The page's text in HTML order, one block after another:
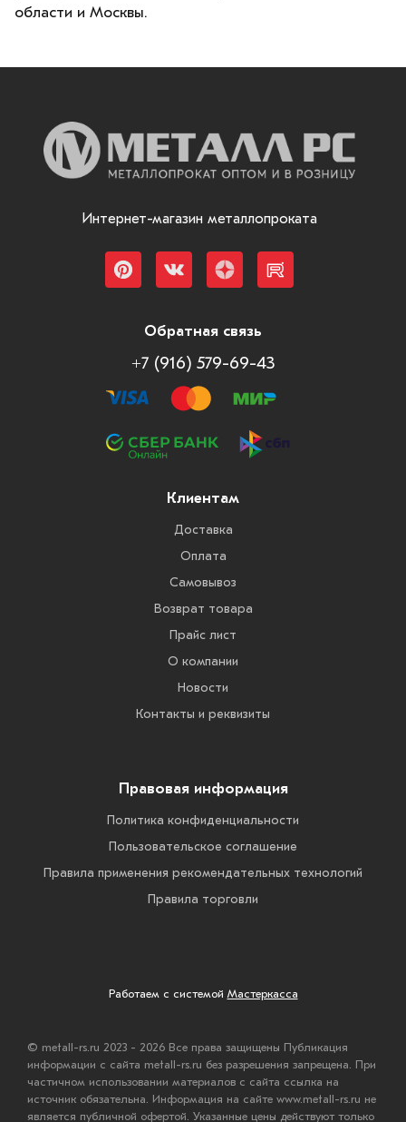
области и Москвы.
Интернет-магазин металлопроката
Обратная связь
+7 (916) 579-69-43
Клиентам
Доставка
Оплата
Самовывоз
Возврат товара
Прайс лист
О компании
Новости
Контакты и реквизиты
Правовая информация
Политика конфиденциальности
Пользовательское соглашение
Правила применения рекомендательных технологий
Правила торговли
Работаем с системой Мастеркасса
© metall-rs.ru 2023 - 2026 Все права защищены Публикация
информации с сайта metall-rs.ru без разрешения запрещена. При
частичном использовании материалов с сайта ссылка на
источник обязательна. Информация на сайте www.metall-rs.ru не
является публичной офертой. Указанные цены действуют только